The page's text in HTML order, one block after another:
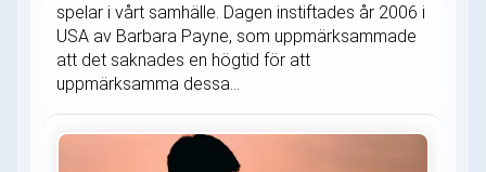
spelar i vårt samhälle. Dagen instiftades år 2006 i
USA av Barbara Payne, som uppmärksammade
att det saknades en högtid för att
uppmärksamma dessa...